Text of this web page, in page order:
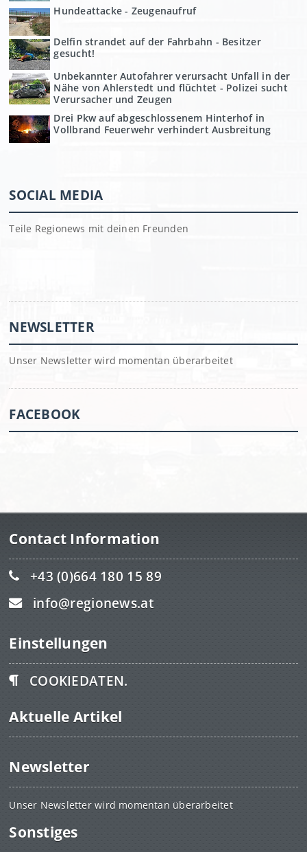
Hundeattacke - Zeugenaufruf
Delfin strandet auf der Fahrbahn - Besitzer
gesucht!
Unbekannter Autofahrer verursacht Unfall in der
Nähe von Ahlerstedt und flüchtet - Polizei sucht
Verursacher und Zeugen
Drei Pkw auf abgeschlossenem Hinterhof in
Vollbrand Feuerwehr verhindert Ausbreitung
SOCIAL MEDIA
Teile Regionews mit deinen Freunden
NEWSLETTER
Unser Newsletter wird momentan überarbeitet
FACEBOOK
Contact Information
+43 (0)664 180 15 89
info@regionews.at
Einstellungen
COOKIEDATEN.
Aktuelle Artikel
Newsletter
Unser Newsletter wird momentan überarbeitet
Sonstiges